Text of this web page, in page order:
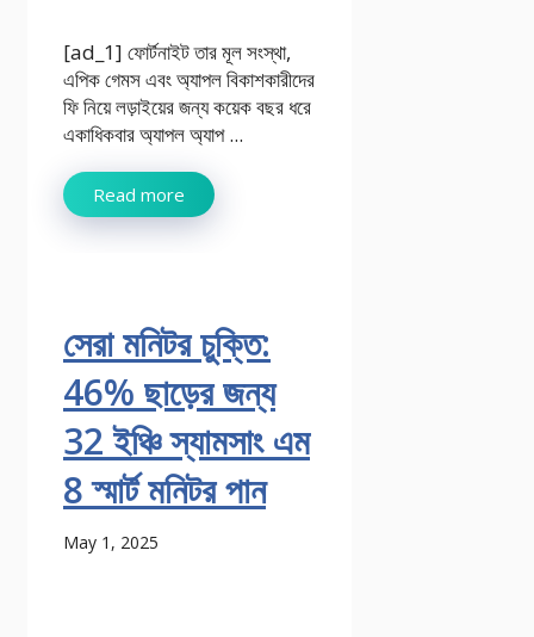
[ad_1] ফোর্টনাইট তার মূল সংস্থা,
এপিক গেমস এবং অ্যাপল বিকাশকারীদের
ফি নিয়ে লড়াইয়ের জন্য কয়েক বছর ধরে
একাধিকবার অ্যাপল অ্যাপ ...
Read more
সেরা মনিটর চুক্তি:
46% ছাড়ের জন্য
32 ইঞ্চি স্যামসাং এম
8 স্মার্ট মনিটর পান
May 1, 2025